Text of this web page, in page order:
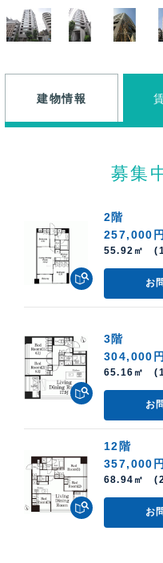
建物情報
募集
2階
257,000円
55.92㎡
お
3階
304,000円
65.16㎡
お
12階
357,000円
68.94㎡
お